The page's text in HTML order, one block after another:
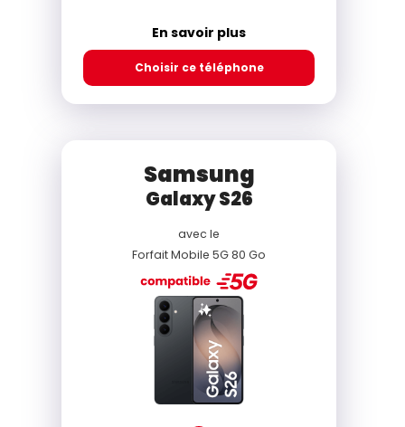
En savoir plus
Choisir ce téléphone
Samsung
Galaxy S26
avec le
Forfait Mobile 5G 80 Go